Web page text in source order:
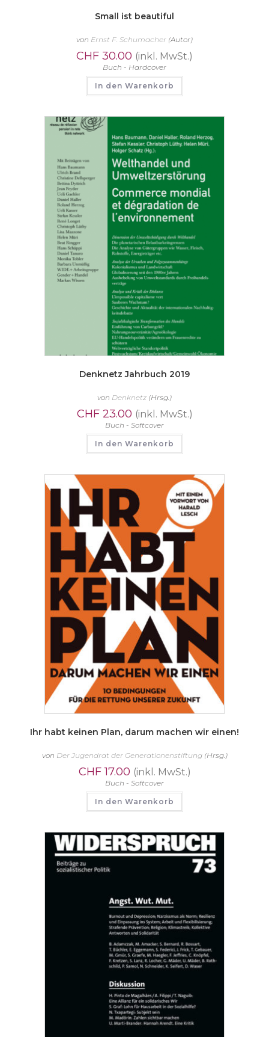
Small ist beautiful
von Ernst F. Schumacher (Autor)
CHF 30.00 (inkl. MwSt.)
Buch - Hardcover
In den Warenkorb
Denknetz Jahrbuch 2019
von Denknetz (Hrsg.)
CHF23.00 (inkl. MwSt.)
Buch - Softcover
In den Warenkorb
Ihr habt keinen Plan, darum machen wir einen!
von Der Jugendrat der Generationenstiftung(Hrsg.)
CHF17.00 (inkl. MwSt.)
Buch - Softcover
In den Warenkorb